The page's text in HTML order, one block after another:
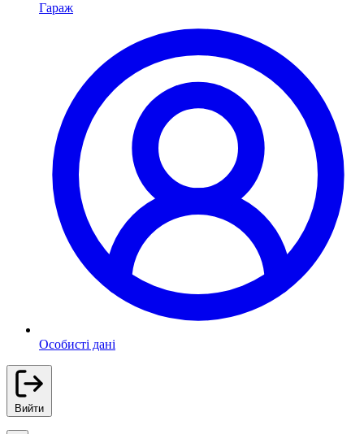
Гараж
Особисті дані
Вийти